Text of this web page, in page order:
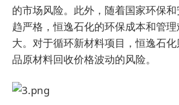
的市场风险。此外，随着国家环保
趋严格，恒逸石化的环保成本和管
大。对于循环新材料项目，恒逸石
品原材料回收价格波动的风险。